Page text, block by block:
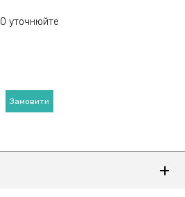
0 уточнюйте
Замовити